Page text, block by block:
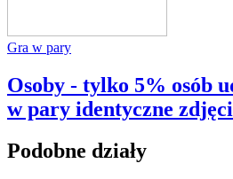
Gra w pary
Osoby - tylko 5% osób
w pary identyczne
Podobne działy